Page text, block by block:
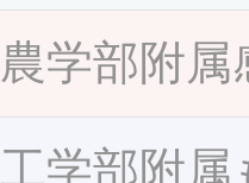
農学部附
工学部附